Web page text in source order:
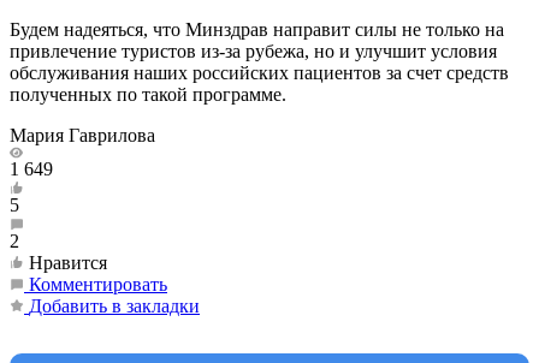
Будем надеяться, что Минздрав направит силы не только на
привлечение туристов из-за рубежа, но и улучшит условия
обслуживания наших российских пациентов за счет средств
полученных по такой программе.
Мария Гаврилова
1 649
5
2
Нравится
Комментировать
Добавить в закладки